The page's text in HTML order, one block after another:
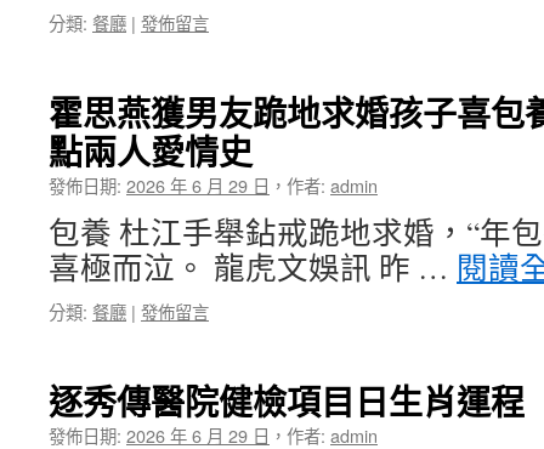
分類: 餐廳 | 發佈留言
霍思燕獲男友跪地求婚孩子喜包
點兩人愛情史
發佈日期: 2026 年 6 月 29 日 ， 作者: admin
包養 杜江手舉鉆戒跪地求婚，“年
喜極而泣。 龍虎文娛訊 昨 … 閱讀
分類: 餐廳 | 發佈留言
逐秀傳醫院健檢項目日生肖運程
發佈日期: 2026 年 6 月 29 日 ， 作者: admin